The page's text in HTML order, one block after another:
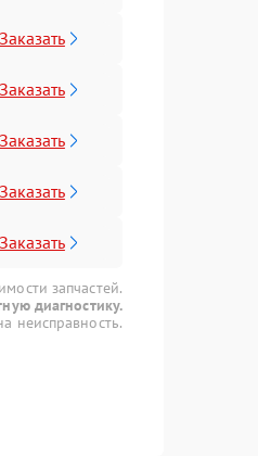
Заказать
Заказать
Заказать
Заказать
Заказать
запчастей.
диагностику.
неисправность.